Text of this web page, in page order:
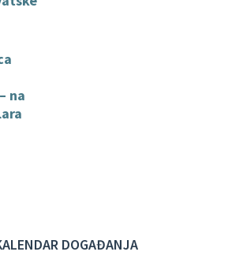
na
DOGAĐANJA